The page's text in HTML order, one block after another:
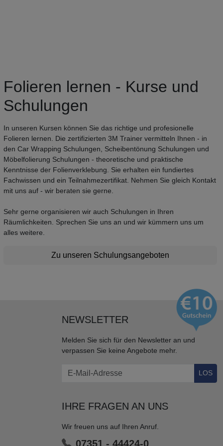
Folieren lernen - Kurse und
Schulungen
In unseren Kursen können Sie das richtige und profesionelle
Folieren lernen. Die zertifizierten 3M Trainer vermitteln Ihnen - in
den Car Wrapping Schulungen, Scheibentönung Schulungen und
Möbelfolierung Schulungen - theoretische und praktische
Kenntnisse der Folienverklebung. Sie erhalten ein fundiertes
Fachwissen und ein Teilnahmezertifikat. Nehmen Sie gleich Kontakt
mit uns auf - wir beraten sie gerne.
Sehr gerne organisieren wir auch Schulungen in Ihren
Räumlichkeiten. Sprechen Sie uns an und wir kümmern uns um
alles weitere.
Zu unseren Schulungsangeboten
NEWSLETTER
Melden Sie sich für den Newsletter an und
verpassen Sie keine Angebote mehr.
LOS
IHRE FRAGEN AN UNS
Wir freuen uns auf Ihren Anruf.
07351 - 44424-0